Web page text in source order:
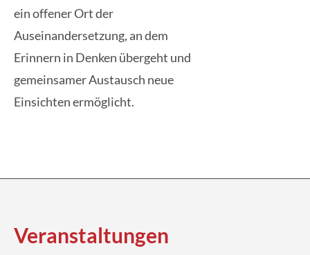
ein offener Ort der
Auseinandersetzung, an dem
Erinnern in Denken übergeht und
gemeinsamer Austausch neue
Einsichten ermöglicht.
Veran­staltungen